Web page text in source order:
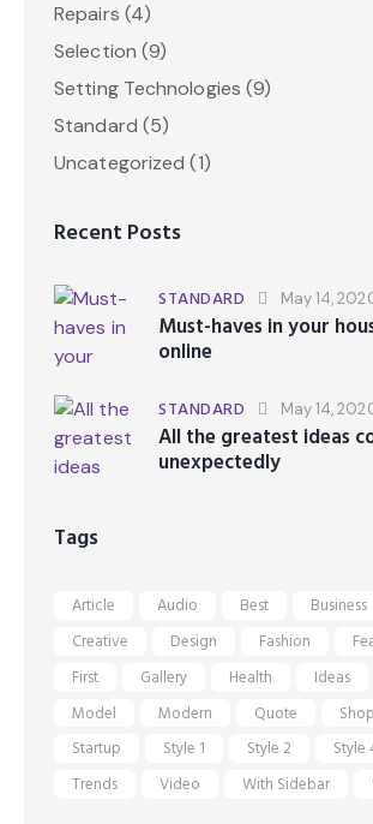
Repairs (4)
Selection (9)
Setting Technologies (9)
Standard (5)
Uncategorized (1)
Recent Posts
STANDARD May 14,
Must-haves in your
online
STANDARD May 14,
All the greatest ideas
unexpectedly
Tags
Article Audio Best Business
Creative
Design Fashion
First
Gallery Health Ideas
Model
Modern Quote
Shop
Startup
Style 1 Style 2
Style
Trends
Video With Sidebar